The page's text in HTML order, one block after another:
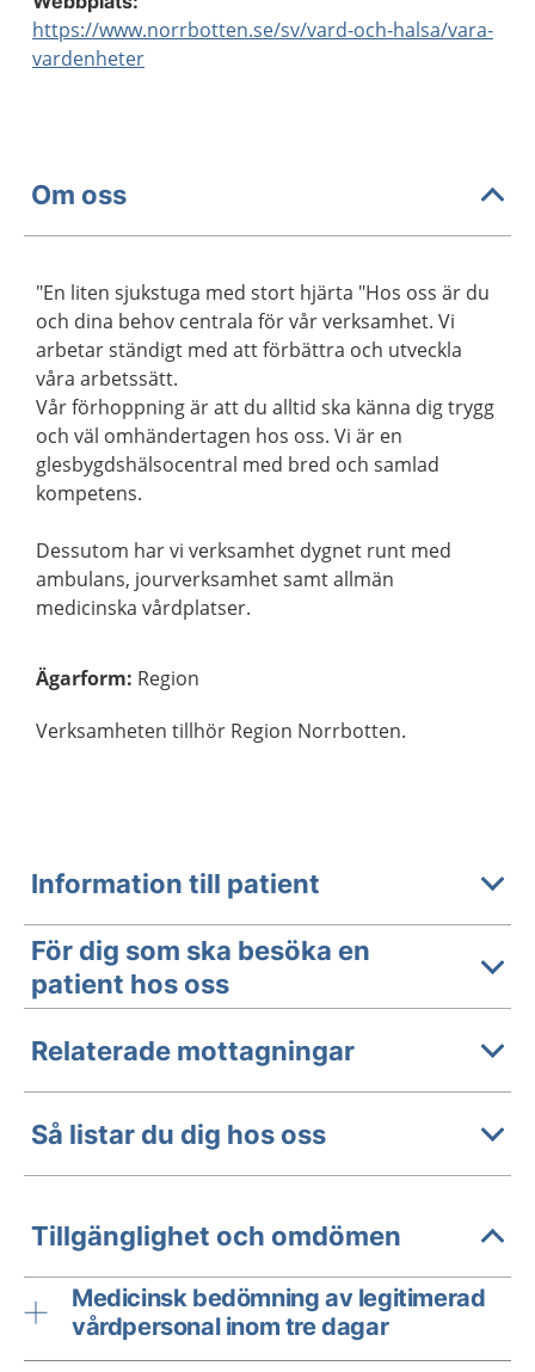
https://www.norrbotten.se/sv/vard-och-halsa/vara-
vardenheter
Om oss
"En liten sjukstuga med stort hjärta "Hos oss är du
och dina behov centrala för vår verksamhet. Vi
arbetar ständigt med att förbättra och utveckla
våra arbetssätt.
Vår förhoppning är att du alltid ska känna dig trygg
och väl omhändertagen hos oss. Vi är en
glesbygdshälsocentral med bred och samlad
kompetens.
Dessutom har vi verksamhet dygnet runt med
ambulans, jourverksamhet samt allmän
medicinska vårdplatser.
Ägarform: Region
Verksamheten tillhör Region Norrbotten.
Information till patient
För dig som ska besöka en
patient hos oss
Relaterade mottagningar
Så listar du dig hos oss
Tillgänglighet och omdömen
Medicinsk bedömning av legitimerad
vårdpersonal inom tre dagar